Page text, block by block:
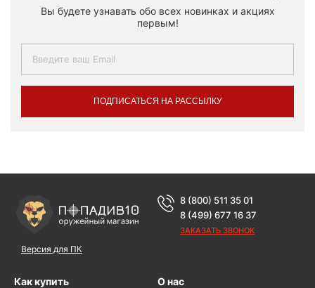
Вы будете узнавать обо всех новинках и акциях
первым!
ПОДПИСАТЬСЯ НА РАССЫЛКУ
Версия для ПК
8 (800) 511 35 01
8 (499) 677 16 37
ЗАКАЗАТЬ ЗВОНОК
Как купить О нас